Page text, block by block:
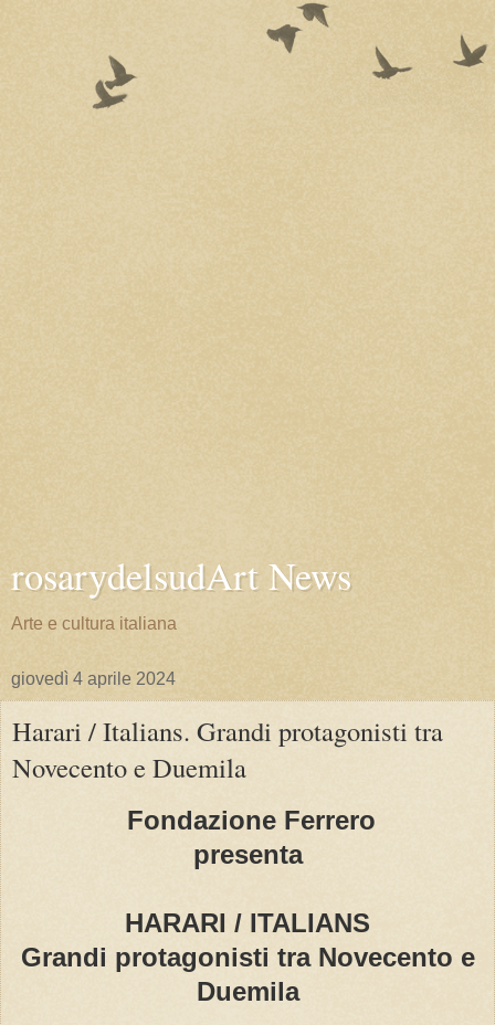
rosarydelsudArt News
Arte e cultura italiana
giovedì 4 aprile 2024
Harari / Italians. Grandi protagonisti tra
Novecento e Duemila
Fondazione Ferrero
presenta
HARARI / ITALIANS
Grandi protagonisti tra Novecento e
Duemila